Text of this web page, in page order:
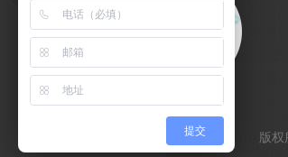
河南雨滴智能设备有限公司 版权
提交